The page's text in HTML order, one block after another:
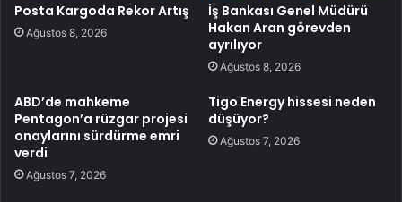
Posta Kargoda Rekor Artış
Ağustos 8, 2026
İş Bankası Genel Müdürü
Hakan Aran görevden
ayrılıyor
Ağustos 8, 2026
ABD’de mahkeme
Pentagon’a rüzgar projesi
onaylarını sürdürme emri
verdi
Ağustos 7, 2026
Tigo Energy hissesi neden
düşüyor?
Ağustos 7, 2026